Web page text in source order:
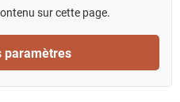
sur cette page.
paramètres